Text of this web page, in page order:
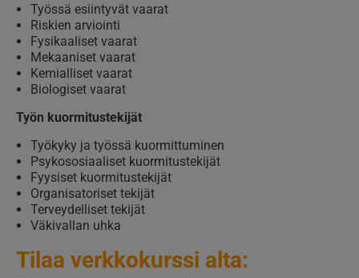
Työssä esiintyvät vaarat
Riskien arviointi
Fysikaaliset vaarat
Mekaaniset vaarat
Kemialliset vaarat
Biologiset vaarat
Työn kuormitustekijät
Työkyky ja työssä kuormittuminen
Psykososiaaliset kuormitustekijät
Fyysiset kuormitustekijät
Organisatoriset tekijät
Terveydelliset tekijät
Väkivallan uhka
Tilaa verkkokurssi alta: